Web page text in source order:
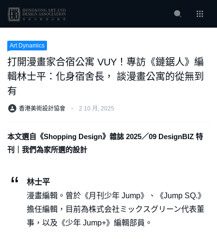
Art Dynamics
打開漫畫家合宿公寓 VUY！專訪《鏈鋸人》編
輯林士平：化身宿舍長， 談漫畫公寓的從無到
有
香港美術設計協會 ⋅ 2 10 月, 2025
本文選自《Shopping Design》雜誌 2025／09 DesignBIZ 特
刊｜我們為家所選的設計
林士平
漫畫編輯。曾於《月刊少年 Jump》、《Jump SQ.》
擔任編輯，目前為株式会社ミックスグリーン代表董
事，以及《少年 Jump+》編輯部員。